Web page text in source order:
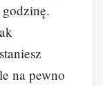
na pewno